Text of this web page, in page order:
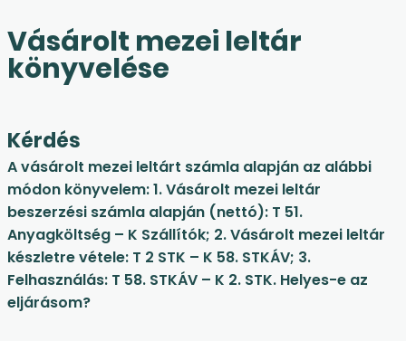
Vásárolt mezei leltár
könyvelése
Kérdés
A vásárolt mezei leltárt számla alapján az alábbi
módon könyvelem: 1. Vásárolt mezei leltár
beszerzési számla alapján (nettó): T 51.
Anyagköltség – K Szállítók; 2. Vásárolt mezei leltár
készletre vétele: T 2 STK – K 58. STKÁV; 3.
Felhasználás: T 58. STKÁV – K 2. STK. Helyes-e az
eljárásom?